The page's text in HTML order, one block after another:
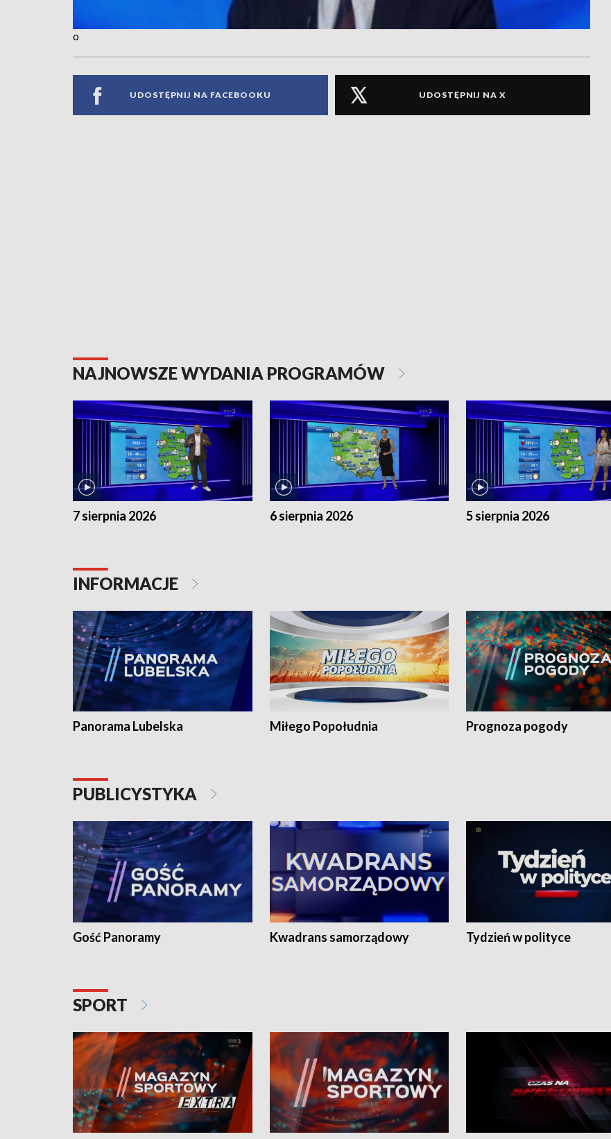
o
UDOSTĘPNIJ NA FACEBOOKU UDOSTĘPNIJ NA X
NAJNOWSZE WYDANIA PROGRAMÓW
7 sierpnia 2026 6 sierpnia 2026 5 sierpnia 2026
INFORMACJE
Panorama Lubelska Miłego Popołudnia Prognoza pogody
PUBLICYSTYKA
Gość Panoramy Kwadrans samorządowy Tydzień w polityce
SPORT